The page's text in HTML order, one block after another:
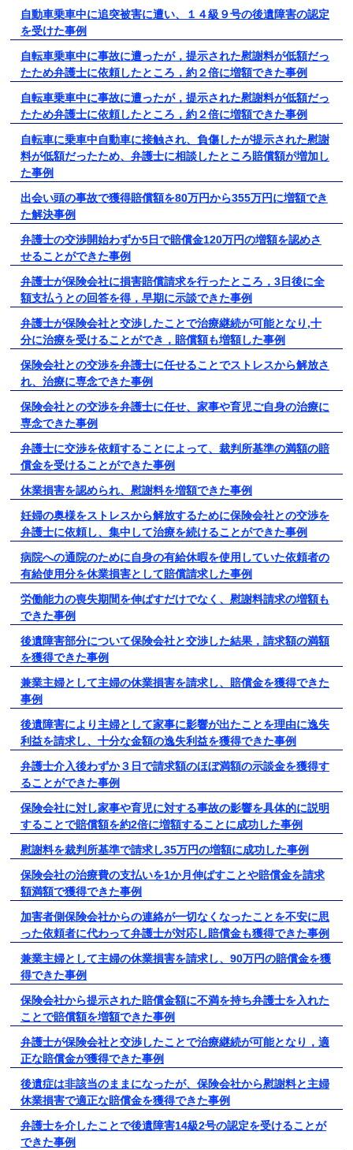
自動車乗車中に追突被害に遭い、１４級９号の後遺障害の認定
を受けた事例
自転車乗車中に事故に遭ったが，提示された慰謝料が低額だっ
たため弁護士に依頼したところ，約２倍に増額できた事例
自転車乗車中に事故に遭ったが，提示された慰謝料が低額だっ
たため弁護士に依頼したところ，約２倍に増額できた事例
自転車に乗車中自動車に接触され、負傷したが提示された慰謝
料が低額だったため、弁護士に相談したところ賠償額が増加し
た事例
出会い頭の事故で獲得賠償額を80万円から355万円に増額でき
た解決事例
弁護士の交渉開始わずか5日で賠償金120万円の増額を認めさ
せることができた事例
弁護士が保険会社に損害賠償請求を行ったところ，3日後に全
額支払うとの回答を得，早期に示談できた事例
弁護士が保険会社と交渉したことで治療継続が可能となり,十
分に治療を受けることができ，賠償額も増額した事例
保険会社との交渉を弁護士に任せることでストレスから解放さ
れ、治療に専念できた事例
保険会社との交渉を弁護士に任せ、家事や育児ご自身の治療に
専念できた事例
弁護士に交渉を依頼することによって、裁判所基準の満額の賠
償金を受けることができた事例
休業損害を認められ、慰謝料を増額できた事例
妊婦の奥様をストレスから解放するために保険会社との交渉を
弁護士に依頼し、集中して治療を続けることができた事例
病院への通院のために自身の有給休暇を使用していた依頼者の
有給使用分を休業損害として賠償請求した事例
労働能力の喪失期間を伸ばすだけでなく、慰謝料請求の増額も
できた事例
後遺障害部分について保険会社と交渉した結果，請求額の満額
を獲得できた事例
兼業主婦として主婦の休業損害を請求し、賠償金を獲得できた
事例
後遺障害により主婦として家事に影響が出たことを理由に逸失
利益を請求し、十分な金額の逸失利益を獲得できた事例
弁護士介入後わずか３日で請求額のほぼ満額の示談金を獲得す
ることができた事例
保険会社に対し家事や育児に対する事故の影響を具体的に説明
することで賠償額を約2倍に増額することに成功した事例
慰謝料を裁判所基準で請求し35万円の増額に成功した事例
保険会社の治療費の支払いを1か月伸ばすことや賠償金を請求
額満額で獲得できた事例
加害者側保険会社からの連絡が一切なくなったことを不安に思
った依頼者に代わって弁護士が対応し賠償金も獲得できた事例
兼業主婦として主婦の休業損害を請求し、90万円の賠償金を獲
得できた事例
保険会社から提示された賠償金額に不満を持ち弁護士を入れた
ことで賠償額を増額できた事例
弁護士が保険会社と交渉したことで治療継続が可能となり，適
正な賠償金が獲得できた事例
後遺症は非該当のままになったが、保険会社から慰謝料と主婦
休業損害で適正な賠償金を獲得できた事例
弁護士を介したことで後遺障害14級2号の認定を受けることが
できた事例